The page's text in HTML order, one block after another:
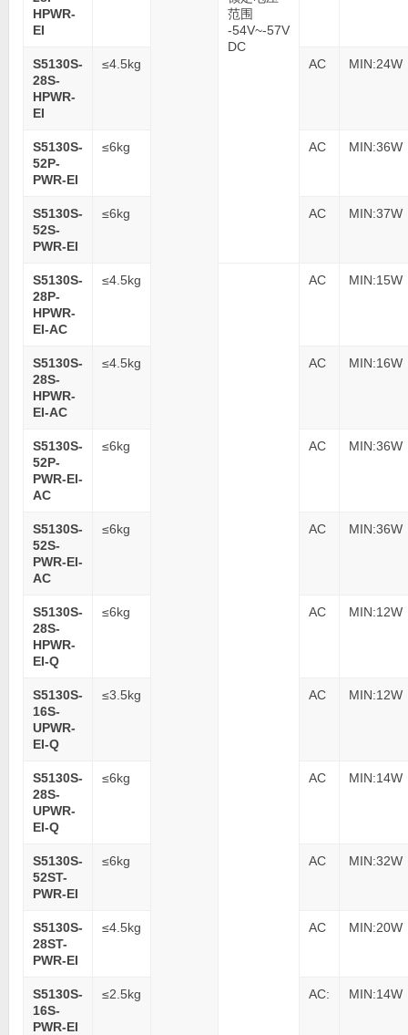
HPWR-
EI
范围
-54V~-57V
DC
S5130S-
28S-
HPWR-
EI
≤4.5kg AC MIN:24W
S5130S-
52P-
PWR-EI
≤6kg AC MIN:36W
S5130S-
52S-
PWR-EI
≤6kg AC MIN:37W
S5130S-
28P-
HPWR-
EI-AC
≤4.5kg AC MIN:15W
S5130S-
28S-
HPWR-
EI-AC
≤4.5kg AC MIN:16W
S5130S-
52P-
PWR-EI-
AC
≤6kg AC MIN:36W
S5130S-
52S-
PWR-EI-
AC
≤6kg AC MIN:36W
S5130S-
28S-
HPWR-
EI-Q
≤6kg AC MIN:12W
S5130S-
16S-
UPWR-
EI-Q
≤3.5kg AC MIN:12W
S5130S-
28S-
UPWR-
EI-Q
≤6kg AC MIN:14W
S5130S-
52ST-
PWR-EI
≤6kg AC MIN:32W
S5130S-
28ST-
PWR-EI
≤4.5kg AC MIN:20W
S5130S-
16S-
PWR-EI
≤2.5kg AC: MIN:14W